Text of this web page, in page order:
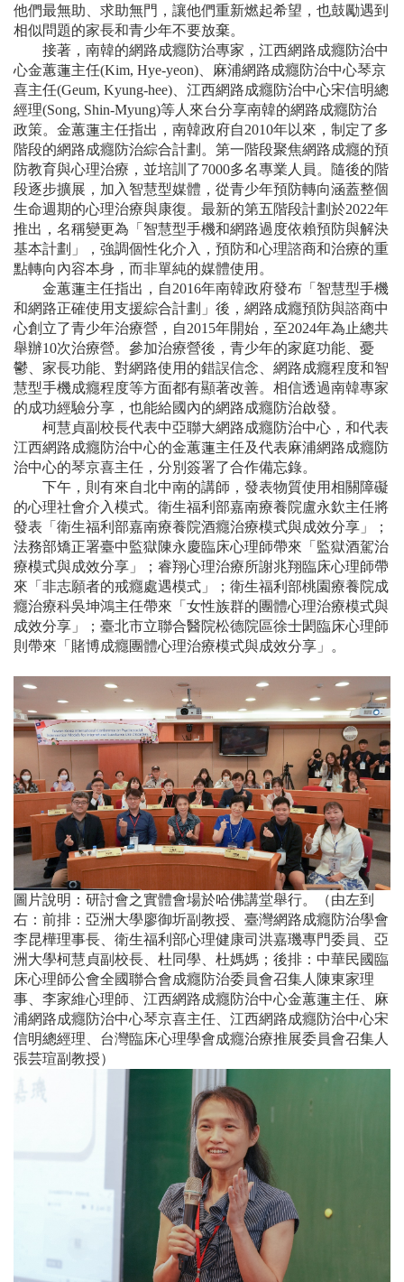
他們最無助、求助無門，讓他們重新燃起希望，也鼓勵遇到
相似問題的家長和青少年不要放棄。
接著，南韓的網路成癮防治專家，江西網路成癮防治中
心金蕙蓮主任(Kim, Hye-yeon)、麻浦網路成癮防治中心琴京
喜主任(Geum, Kyung-hee)、江西網路成癮防治中心宋信明總
經理(Song, Shin-Myung)等人來台分享南韓的網路成癮防治
政策。金蕙蓮主任指出，南韓政府自2010年以來，制定了多
階段的網路成癮防治綜合計劃。第一階段聚焦網路成癮的預
防教育與心理治療，並培訓了7000多名專業人員。隨後的階
段逐步擴展，加入智慧型媒體，從青少年預防轉向涵蓋整個
生命週期的心理治療與康復。最新的第五階段計劃於2022年
推出，名稱變更為「智慧型手機和網路過度依賴預防與解決
基本計劃」，強調個性化介入，預防和心理諮商和治療的重
點轉向內容本身，而非單純的媒體使用。
金蕙蓮主任指出，自2016年南韓政府發布「智慧型手機
和網路正確使用支援綜合計劃」後，網路成癮預防與諮商中
心創立了青少年治療營，自2015年開始，至2024年為止總共
舉辦10次治療營。參加治療營後，青少年的家庭功能、憂
鬱、家長功能、對網路使用的錯誤信念、網路成癮程度和智
慧型手機成癮程度等方面都有顯著改善。相信透過南韓專家
的成功經驗分享，也能給國內的網路成癮防治啟發。
柯慧貞副校長代表中亞聯大網路成癮防治中心，和代表
江西網路成癮防治中心的金蕙蓮主任及代表麻浦網路成癮防
治中心的琴京喜主任，分別簽署了合作備忘錄。
下午，則有來自北中南的講師，發表物質使用相關障礙
的心理社會介入模式。衛生福利部嘉南療養院盧永欽主任將
發表「衛生福利部嘉南療養院酒癮治療模式與成效分享」；
法務部矯正署臺中監獄陳永慶臨床心理師帶來「監獄酒駕治
療模式與成效分享」；睿翔心理治療所謝兆翔臨床心理師帶
來「非志願者的戒癮處遇模式」；衛生福利部桃園療養院成
癮治療科吳坤鴻主任帶來「女性族群的團體心理治療模式與
成效分享」；臺北市立聯合醫院松德院區徐士閎臨床心理師
則帶來「賭博成癮團體心理治療模式與成效分享」。
圖片說明：研討會之實體會場於哈佛講堂舉行。（由左到
右：前排：亞洲大學廖御圻副教授、臺灣網路成癮防治學會
李昆樺理事長、衛生福利部心理健康司洪嘉璣專門委員、亞
洲大學柯慧貞副校長、杜同學、杜媽媽；後排：中華民國臨
床心理師公會全國聯合會成癮防治委員會召集人陳東家理
事、李家維心理師、江西網路成癮防治中心金蕙蓮主任、麻
浦網路成癮防治中心琴京喜主任、江西網路成癮防治中心宋
信明總經理、台灣臨床心理學會成癮治療推展委員會召集人
張芸瑄副教授）